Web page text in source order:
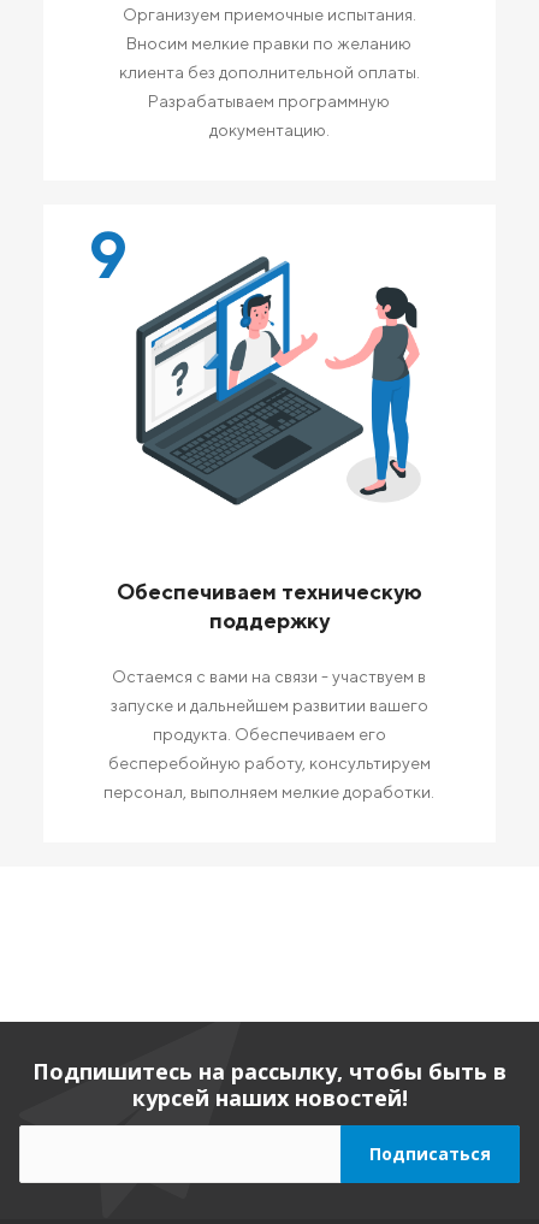
Организуем приемочные испытания.
Вносим мелкие правки по желанию
клиента без дополнительной оплаты.
Разрабатываем программную
документацию.
9
Обеспечиваем техническую
поддержку
Остаемся с вами на связи - участвуем в
запуске и дальнейшем развитии вашего
продукта. Обеспечиваем его
бесперебойную работу, консультируем
персонал, выполняем мелкие доработки.
Подпишитесь на рассылку, чтобы быть в
курсей наших новостей!